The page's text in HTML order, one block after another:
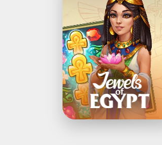
ジ
プ
ト
で
ジ
ュ
エ
ル
を
3